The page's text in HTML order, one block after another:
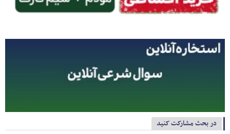
در بحث مشارکت کنید